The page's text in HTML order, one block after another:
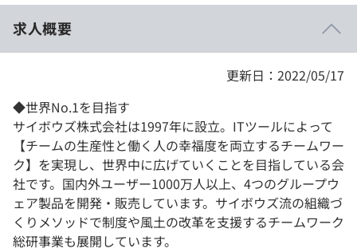
求人概要
更新日：2022/05/17
◆世界No.1を目指す
サイボウズ株式会社は1997年に設立。ITツールによって
【チームの生産性と働く人の幸福度を両立するチームワー
ク】を実現し、世界中に広げていくことを目指している会
社です。国内外ユーザー1000万人以上、4つのグループウ
ェア製品を開発・販売しています。サイボウズ流の組織づ
くりメソッドで制度や風土の改革を支援するチームワーク
総研事業も展開しています。